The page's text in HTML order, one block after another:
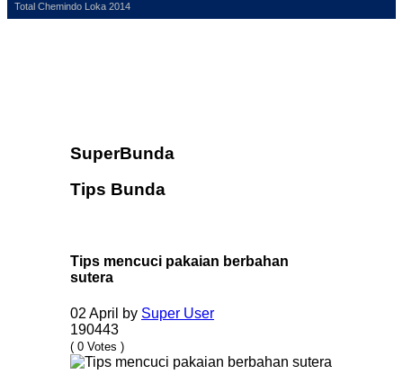
Total Chemindo Loka 2014
SuperBunda
Tips Bunda
Tips mencuci pakaian berbahan
sutera
02 April by Super User
190443
( 0 Votes )